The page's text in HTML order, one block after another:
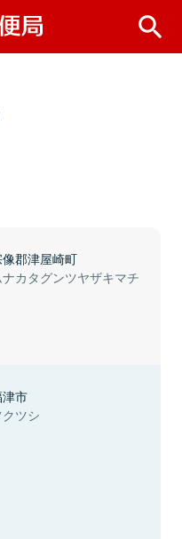
像郡津屋崎町
ナカタグンツヤザキマチ
市
クツシ